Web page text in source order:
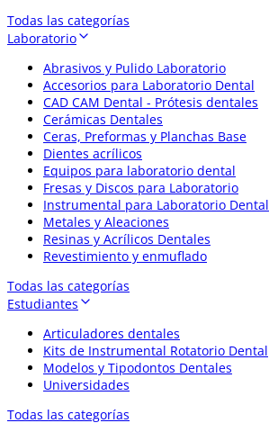
Todas las categorías
Laboratorio
Abrasivos y Pulido Laboratorio
Accesorios para Laboratorio Dental
CAD CAM Dental - Prótesis dentales
Cerámicas Dentales
Ceras, Preformas y Planchas Base
Dientes acrílicos
Equipos para laboratorio dental
Fresas y Discos para Laboratorio
Instrumental para Laboratorio Dental
Metales y Aleaciones
Resinas y Acrílicos Dentales
Revestimiento y enmuflado
Todas las categorías
Estudiantes
Articuladores dentales
Kits de Instrumental Rotatorio Dental
Modelos y Tipodontos Dentales
Universidades
Todas las categorías